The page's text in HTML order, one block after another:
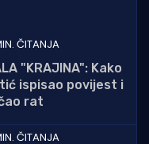
ČITANJA
"KRAJINA": Kako
ispisao povijest i
rat
ČITANJA